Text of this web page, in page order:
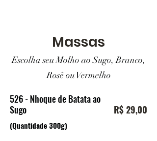
Massas
Escolha seu Molho ao Sugo, Branco,
Rosê ou Vermelho
526 - Nhoque de Batata ao
Sugo
(Quantidade 300g)
R$ 29,00